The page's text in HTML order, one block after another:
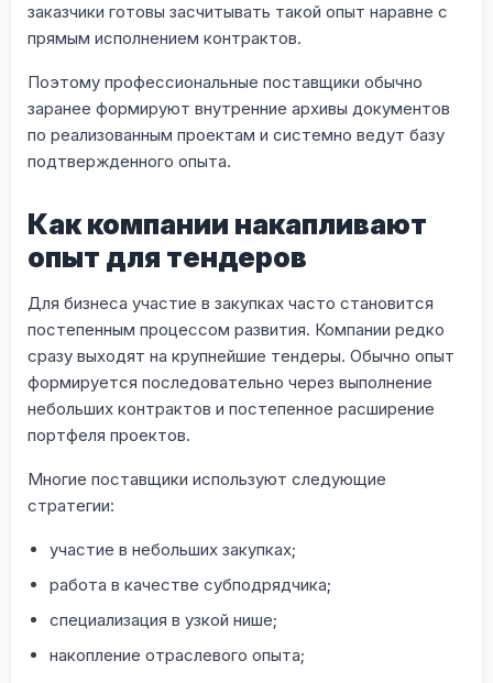
заказчики готовы засчитывать такой опыт наравне с
прямым исполнением контрактов.
Поэтому профессиональные поставщики обычно
заранее формируют внутренние архивы документов
по реализованным проектам и системно ведут базу
подтвержденного опыта.
Как компании накапливают
опыт для тендеров
Для бизнеса участие в закупках часто становится
постепенным процессом развития. Компании редко
сразу выходят на крупнейшие тендеры. Обычно опыт
формируется последовательно через выполнение
небольших контрактов и постепенное расширение
портфеля проектов.
Многие поставщики используют следующие
стратегии:
участие в небольших закупках;
работа в качестве субподрядчика;
специализация в узкой нише;
накопление отраслевого опыта;